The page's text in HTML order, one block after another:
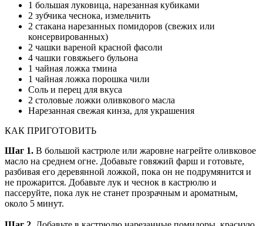
1 большая луковица, нарезанная кубиками
2 зубчика чеснока, измельчить
2 стакана нарезанных помидоров (свежих или
консервированных)
2 чашки вареной красной фасоли
4 чашки говяжьего бульона
1 чайная ложка тмина
1 чайная ложка порошка чили
Соль и перец для вкуса
2 столовые ложки оливкового масла
Нарезанная свежая кинза, для украшения
КАК ПРИГОТОВИТЬ
Шаг 1. В большой кастрюле или жаровне нагрейте оливковое
масло на среднем огне. Добавьте говяжий фарш и готовьте,
разбивая его деревянной ложкой, пока он не подрумянится и
не прожарится. Добавьте лук и чеснок в кастрюлю и
пассеруйте, пока лук не станет прозрачным и ароматным,
около 5 минут.